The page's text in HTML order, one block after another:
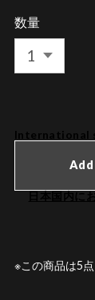
数量
International
日本国内に
※この商品は5